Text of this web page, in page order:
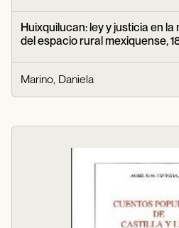
Huixquilucan: ley y justicia en
del espacio rural mexiquense,
Marino, Daniela